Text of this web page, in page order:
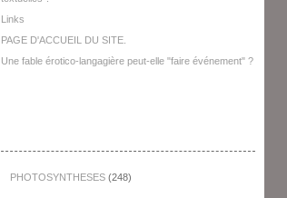
Links
PAGE D'ACCUEIL DU SITE.
Une fable érotico-langagière peut-elle "faire événement" ?
PHOTOSYNTHESES(248)